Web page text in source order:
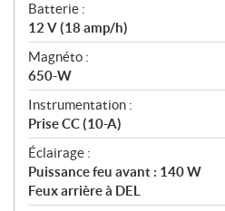
Batterie :
12 V (18 amp/h)
Magnéto :
650-W
Instrumentation :
Prise CC (10-A)
Éclairage :
Puissance feu avant : 140 W
Feux arrière à DEL